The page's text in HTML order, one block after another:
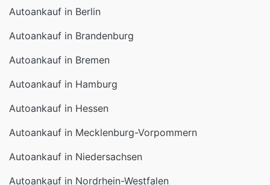
Autoankauf in Brandenburg
Autoankauf in Bremen
Autoankauf in Hamburg
Autoankauf in Hessen
Autoankauf in Mecklenburg-Vorpommern
Autoankauf in Niedersachsen
Autoankauf in Nordrhein-Westfalen